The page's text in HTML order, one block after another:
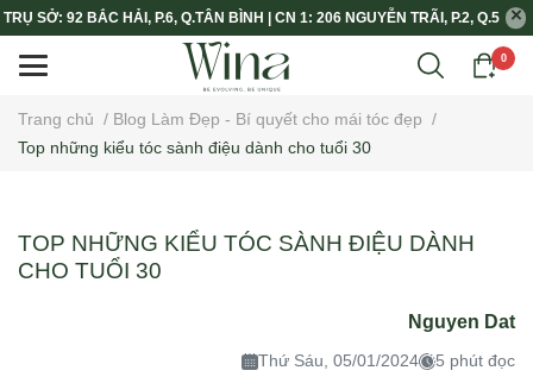
TRỤ SỞ: 92 BẮC HẢI, P.6, Q.TÂN BÌNH | CN 1: 206 NGUYỄN TRÃI, P.2, Q.5
0
Trang chủ / Blog Làm Đẹp - Bí quyết cho mái tóc đẹp /
Top những kiểu tóc sành điệu dành cho tuổi 30
TOP NHỮNG KIỂU TÓC SÀNH ĐIỆU DÀNH
CHO TUỔI 30
Nguyen Dat
Thứ Sáu, 05/01/2024 5 phút đọc